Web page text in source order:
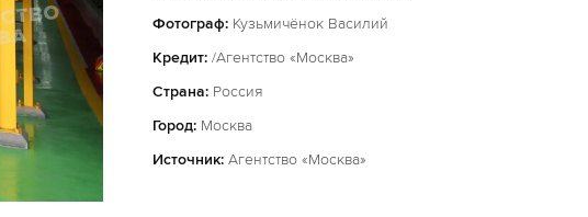
Фотограф: Кузьмичёнок Василий
Кредит: /Агентство «Москва»
Страна: Россия
Город: Москва
Источник: Агентство «Москва»